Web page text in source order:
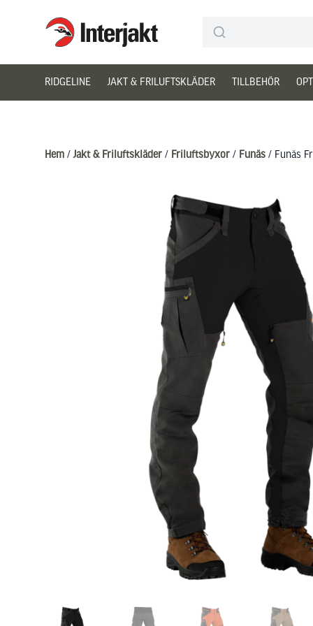
Interjakt SE
RIDGELINE JAKT & FRILUFTSKLÄDER TILLBEHÖR
Hem /Jakt & Friluftskläder / Friluftsbyxor / Funäs / Funäs